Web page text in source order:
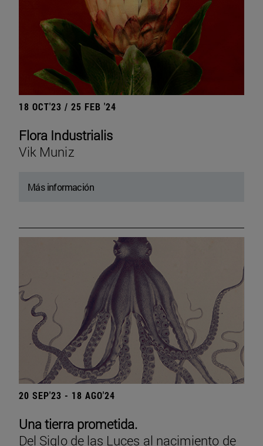
18 OCT'23 / 25 FEB '24
Flora Industrialis
Vik Muniz
Más información
20 SEP'23 - 18 AGO'24
Una tierra prometida.
Del Siglo de las Luces al nacimiento de